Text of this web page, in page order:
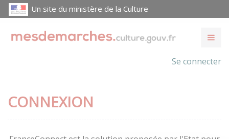
Un site du ministère de la Culture
Se connecter
CONNEXION